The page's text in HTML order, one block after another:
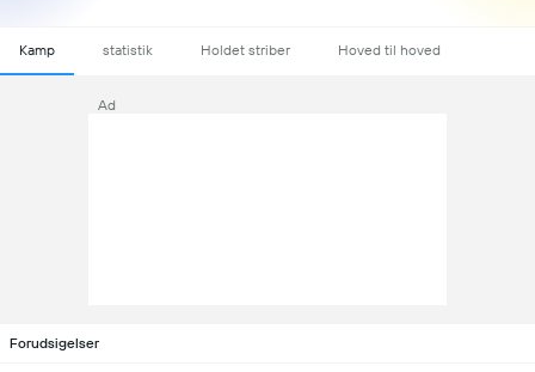
Kamp statistik Holdet striber Hoved til hoved
Ad
Forudsigelser